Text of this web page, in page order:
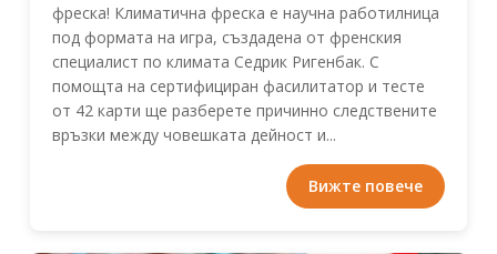
фреска! Климатична фреска е научна работилница
под формата на игра, създадена от френския
специалист по климата Седрик Ригенбак. С
помощта на сертифициран фасилитатор и тесте
от 42 карти ще разберете причинно следствените
връзки между човешката дейност и...
Вижте повече